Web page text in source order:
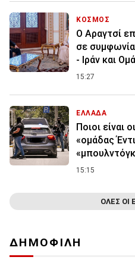
ΚΟΣΜΟΣ
Ο Αραγτσί
σε
- Ιράν και
15:27
ΕΛΛΑΔΑ
Ποιοι είναι
«ομάδας
15:15
ΟΛΕΣ ΟΙ
ΔΗΜΟΦΙΛΗ